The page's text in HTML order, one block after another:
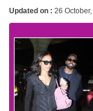
Updated on : 26